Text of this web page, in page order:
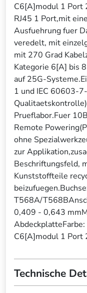
C6[A]modul 1 Port
RJ45 1 Port,mit
Ausfuehrung fuer
veredelt, mit
mit 270 Grad
Kategorie 6[A] bis
auf 25G-
1 und IEC 60603-
Prueflabor.Fuer
Remote
ohne
zur
Beschriftungsfeld,
Kunststoffteile
T568A/
0,409 - 0,643
C6[A]modul 1 Port
Technische